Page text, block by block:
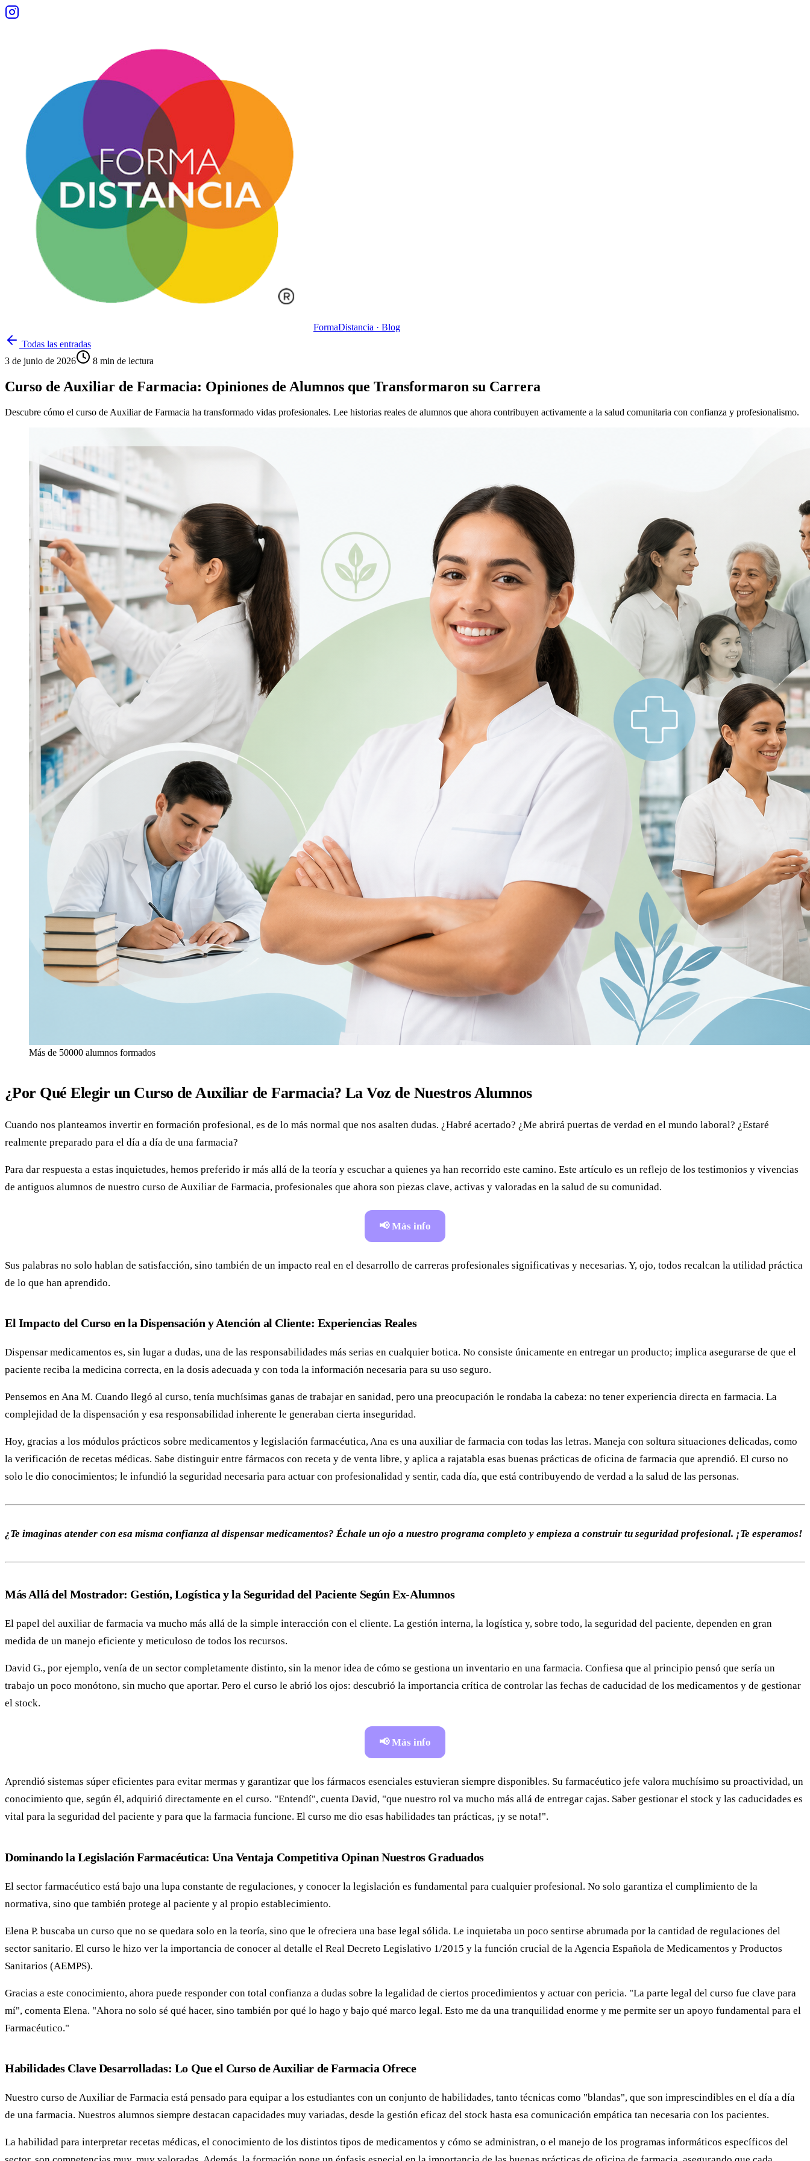
FormaDistancia · Blog
Todas las entradas
3 de junio de 2026
8 min de lectura
Curso de Auxiliar de Farmacia: Opiniones de Alumnos que Transformaron su Carrera
Descubre cómo el curso de Auxiliar de Farmacia ha transformado vidas profesionales. Lee historias reales de alumnos que ahora contribuyen activamente a la salud comunitaria con confianza y profesionalismo.
Más de 50000 alumnos formados
¿Por Qué Elegir un Curso de Auxiliar de Farmacia? La Voz de Nuestros Alumnos
Cuando nos planteamos invertir en formación profesional, es de lo más normal que nos asalten dudas. ¿Habré acertado? ¿Me abrirá puertas de verdad en el mundo laboral? ¿Estaré
realmente preparado para el día a día de una farmacia?
Para dar respuesta a estas inquietudes, hemos preferido ir más allá de la teoría y escuchar a quienes ya han recorrido este camino. Este artículo es un reflejo de los testimonios y vivencias
de antiguos alumnos de nuestro curso de Auxiliar de Farmacia, profesionales que ahora son piezas clave, activas y valoradas en la salud de su comunidad.
📢 Más info
Sus palabras no solo hablan de satisfacción, sino también de un impacto real en el desarrollo de carreras profesionales significativas y necesarias. Y, ojo, todos recalcan la utilidad práctica
de lo que han aprendido.
El Impacto del Curso en la Dispensación y Atención al Cliente: Experiencias Reales
Dispensar medicamentos es, sin lugar a dudas, una de las responsabilidades más serias en cualquier botica. No consiste únicamente en entregar un producto; implica asegurarse de que el
paciente reciba la medicina correcta, en la dosis adecuada y con toda la información necesaria para su uso seguro.
Pensemos en Ana M. Cuando llegó al curso, tenía muchísimas ganas de trabajar en sanidad, pero una preocupación le rondaba la cabeza: no tener experiencia directa en farmacia. La
complejidad de la dispensación y esa responsabilidad inherente le generaban cierta inseguridad.
Hoy, gracias a los módulos prácticos sobre medicamentos y legislación farmacéutica, Ana es una auxiliar de farmacia con todas las letras. Maneja con soltura situaciones delicadas, como
la verificación de recetas médicas. Sabe distinguir entre fármacos con receta y de venta libre, y aplica a rajatabla esas buenas prácticas de oficina de farmacia que aprendió. El curso no
solo le dio conocimientos; le infundió la seguridad necesaria para actuar con profesionalidad y sentir, cada día, que está contribuyendo de verdad a la salud de las personas.
¿Te imaginas atender con esa misma confianza al dispensar medicamentos? Échale un ojo a nuestro programa completo y empieza a construir tu seguridad profesional. ¡Te esperamos!
Más Allá del Mostrador: Gestión, Logística y la Seguridad del Paciente Según Ex-Alumnos
El papel del auxiliar de farmacia va mucho más allá de la simple interacción con el cliente. La gestión interna, la logística y, sobre todo, la seguridad del paciente, dependen en gran
medida de un manejo eficiente y meticuloso de todos los recursos.
David G., por ejemplo, venía de un sector completamente distinto, sin la menor idea de cómo se gestiona un inventario en una farmacia. Confiesa que al principio pensó que sería un
trabajo un poco monótono, sin mucho que aportar. Pero el curso le abrió los ojos: descubrió la importancia crítica de controlar las fechas de caducidad de los medicamentos y de gestionar
el stock.
📢 Más info
Aprendió sistemas súper eficientes para evitar mermas y garantizar que los fármacos esenciales estuvieran siempre disponibles. Su farmacéutico jefe valora muchísimo su proactividad, un
conocimiento que, según él, adquirió directamente en el curso. "Entendí", cuenta David, "que nuestro rol va mucho más allá de entregar cajas. Saber gestionar el stock y las caducidades es
vital para la seguridad del paciente y para que la farmacia funcione. El curso me dio esas habilidades tan prácticas, ¡y se nota!".
Dominando la Legislación Farmacéutica: Una Ventaja Competitiva Opinan Nuestros Graduados
El sector farmacéutico está bajo una lupa constante de regulaciones, y conocer la legislación es fundamental para cualquier profesional. No solo garantiza el cumplimiento de la
normativa, sino que también protege al paciente y al propio establecimiento.
Elena P. buscaba un curso que no se quedara solo en la teoría, sino que le ofreciera una base legal sólida. Le inquietaba un poco sentirse abrumada por la cantidad de regulaciones del
sector sanitario. El curso le hizo ver la importancia de conocer al detalle el Real Decreto Legislativo 1/2015 y la función crucial de la Agencia Española de Medicamentos y Productos
Sanitarios (AEMPS).
Gracias a este conocimiento, ahora puede responder con total confianza a dudas sobre la legalidad de ciertos procedimientos y actuar con pericia. "La parte legal del curso fue clave para
mí", comenta Elena. "Ahora no solo sé qué hacer, sino también por qué lo hago y bajo qué marco legal. Esto me da una tranquilidad enorme y me permite ser un apoyo fundamental para el
Farmacéutico."
Habilidades Clave Desarrolladas: Lo Que el Curso de Auxiliar de Farmacia Ofrece
Nuestro curso de Auxiliar de Farmacia está pensado para equipar a los estudiantes con un conjunto de habilidades, tanto técnicas como "blandas", que son imprescindibles en el día a día
de una farmacia. Nuestros alumnos siempre destacan capacidades muy variadas, desde la gestión eficaz del stock hasta esa comunicación empática tan necesaria con los pacientes.
La habilidad para interpretar recetas médicas, el conocimiento de los distintos tipos de medicamentos y cómo se administran, o el manejo de los programas informáticos específicos del